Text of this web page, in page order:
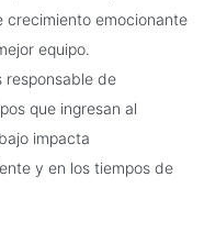
crecimiento emocionante
equipo.
responsable de
que ingresan al
impacta
y en los tiempos de